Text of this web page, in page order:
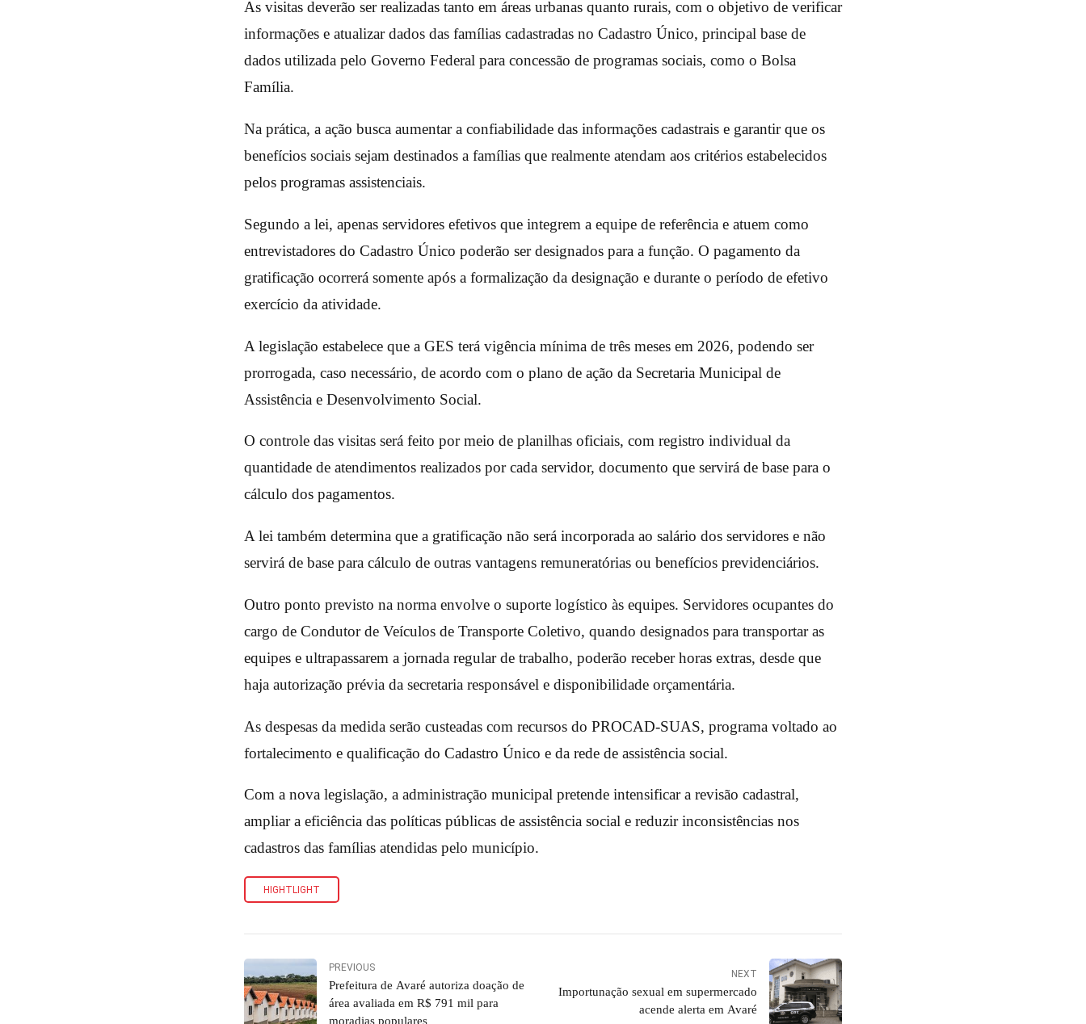
As visitas deverão ser realizadas tanto em áreas urbanas quanto rurais, com o objetivo de verificar
informações e atualizar dados das famílias cadastradas no Cadastro Único, principal base de
dados utilizada pelo Governo Federal para concessão de programas sociais, como o Bolsa
Família.
Na prática, a ação busca aumentar a confiabilidade das informações cadastrais e garantir que os
benefícios sociais sejam destinados a famílias que realmente atendam aos critérios estabelecidos
pelos programas assistenciais.
Segundo a lei, apenas servidores efetivos que integrem a equipe de referência e atuem como
entrevistadores do Cadastro Único poderão ser designados para a função. O pagamento da
gratificação ocorrerá somente após a formalização da designação e durante o período de efetivo
exercício da atividade.
A legislação estabelece que a GES terá vigência mínima de três meses em 2026, podendo ser
prorrogada, caso necessário, de acordo com o plano de ação da Secretaria Municipal de
Assistência e Desenvolvimento Social.
O controle das visitas será feito por meio de planilhas oficiais, com registro individual da
quantidade de atendimentos realizados por cada servidor, documento que servirá de base para o
cálculo dos pagamentos.
A lei também determina que a gratificação não será incorporada ao salário dos servidores e não
servirá de base para cálculo de outras vantagens remuneratórias ou benefícios previdenciários.
Outro ponto previsto na norma envolve o suporte logístico às equipes. Servidores ocupantes do
cargo de Condutor de Veículos de Transporte Coletivo, quando designados para transportar as
equipes e ultrapassarem a jornada regular de trabalho, poderão receber horas extras, desde que
haja autorização prévia da secretaria responsável e disponibilidade orçamentária.
As despesas da medida serão custeadas com recursos do PROCAD-SUAS, programa voltado ao
fortalecimento e qualificação do Cadastro Único e da rede de assistência social.
Com a nova legislação, a administração municipal pretende intensificar a revisão cadastral,
ampliar a eficiência das políticas públicas de assistência social e reduzir inconsistências nos
cadastros das famílias atendidas pelo município.
HIGHTLIGHT
PREVIOUS
Prefeitura de Avaré autoriza doação de
área avaliada em R$ 791 mil para
moradias populares
NEXT
Importunação sexual em supermercado
acende alerta em Avaré